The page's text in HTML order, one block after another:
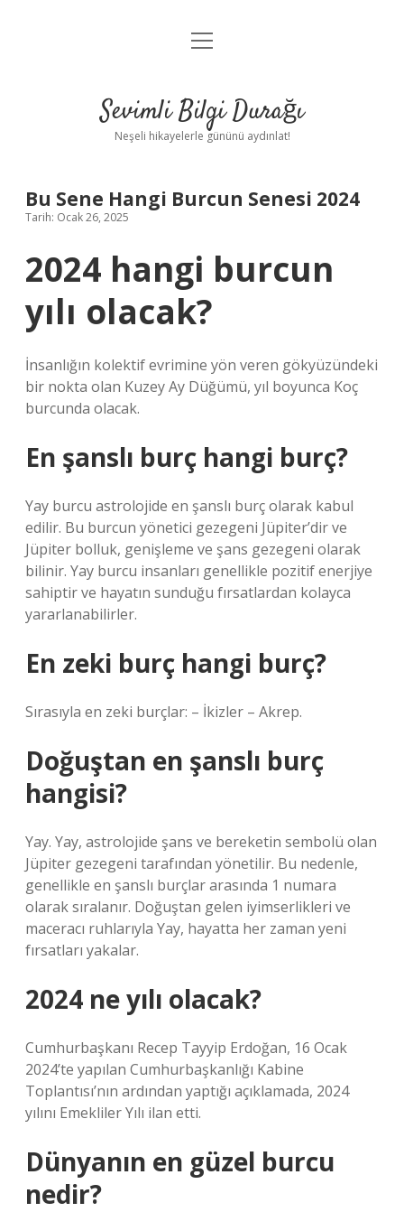
Anasayfa
Yasal Uyarı
menüyü
Sevimli Bilgi Durağı
Neşeli hikayelerle gününü aydınlat!
Bu Sene Hangi Burcun Senesi 2024
Tarih: Ocak 26, 2025
2024 hangi burcun
yılı olacak?
İnsanlığın kolektif evrimine yön veren gökyüzündeki
bir nokta olan Kuzey Ay Düğümü, yıl boyunca Koç
burcunda olacak.
En şanslı burç hangi burç?
Yay burcu astrolojide en şanslı burç olarak kabul
edilir. Bu burcun yönetici gezegeni Jüpiter’dir ve
Jüpiter bolluk, genişleme ve şans gezegeni olarak
bilinir. Yay burcu insanları genellikle pozitif enerjiye
sahiptir ve hayatın sunduğu fırsatlardan kolayca
yararlanabilirler.
En zeki burç hangi burç?
Sırasıyla en zeki burçlar: – İkizler – Akrep.
Doğuştan en şanslı burç
hangisi?
Yay. Yay, astrolojide şans ve bereketin sembolü olan
Jüpiter gezegeni tarafından yönetilir. Bu nedenle,
genellikle en şanslı burçlar arasında 1 numara
olarak sıralanır. Doğuştan gelen iyimserlikleri ve
maceracı ruhlarıyla Yay, hayatta her zaman yeni
fırsatları yakalar.
2024 ne yılı olacak?
Cumhurbaşkanı Recep Tayyip Erdoğan, 16 Ocak
2024’te yapılan Cumhurbaşkanlığı Kabine
Toplantısı’nın ardından yaptığı açıklamada, 2024
yılını Emekliler Yılı ilan etti.
Dünyanın en güzel burcu
nedir?